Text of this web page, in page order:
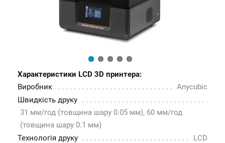
Характеристики LCD 3D принтера:
Виробник
Anycubic
Швидкість друку
31 мм/год (товщина шару 0.05 мм), 60 мм/год
(товщина шару 0.1 мм)
Технологія друку
LCD